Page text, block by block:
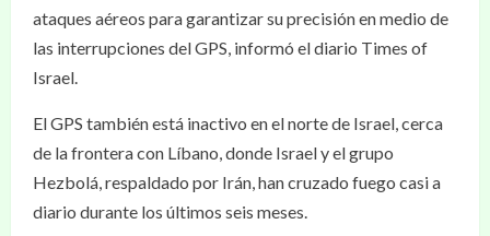
ataques aéreos para garantizar su precisión en medio de
las interrupciones del GPS, informó el diario Times of
Israel.
El GPS también está inactivo en el norte de Israel, cerca
de la frontera con Líbano, donde Israel y el grupo
Hezbolá, respaldado por Irán, han cruzado fuego casi a
diario durante los últimos seis meses.